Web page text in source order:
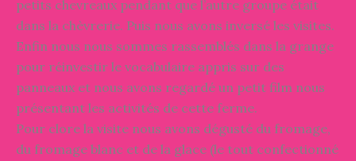
petits chevreaux pendant que l’autre groupe était
dans la chèvrerie. Puis nous avons inversé les visites.
Enfin nous nous sommes rassemblés dans la grange
pour réinvestir le vocabulaire appris sur des
panneaux et nous avons regardé un petit film nous
présentant les activités de cette ferme.
Pour clore la visite nous avons dégusté du fromage,
du fromage blanc et de la glace (le tout confectionné